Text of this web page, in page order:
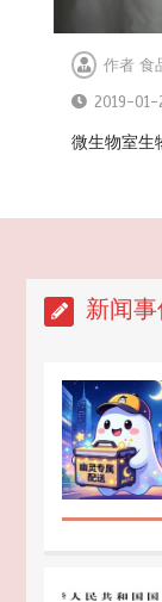
作者食
2019-01-
微生物室生
新闻事